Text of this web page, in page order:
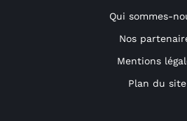
Qui sommes-
Nos
Mentions
Plan du site